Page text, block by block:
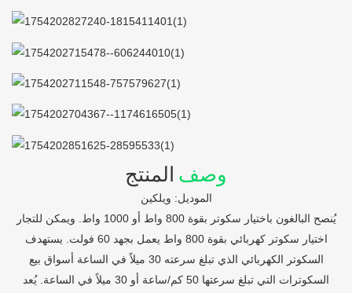
وصف المنتج
الموديل: ويلكين
يُنصح البالغون باختيار سكوتر بقوة 800 واط أو 1000 واط. ويمكن للتجار
اختيار سكوتر كهربائي بقوة 800 واط يعمل بجهد 60 فولت. يستهدف
السكوتر الكهربائي الذي تبلغ سرعته 30 ميلاً في الساعة أسواق بيع
السكوترات التي تبلغ سرعتها 50 كم/ساعة أو 30 ميلاً في الساعة. يُعد